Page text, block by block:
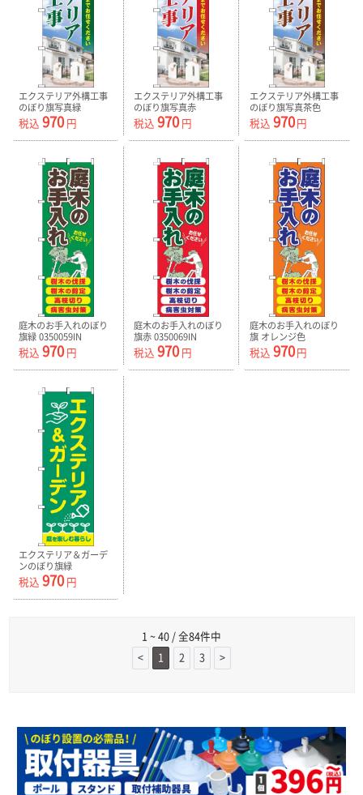
エクステリア外構工事
のぼり旗写真緑
0350056IN
税込 970 円
エクステリア外構工事
のぼり旗写真赤
0350057IN
税込 970円
エクステリア外構工事
のぼり旗写真茶色
0350058IN
税込 970円
庭木のお手入れのぼり
旗緑 0350059IN
税込 970 円
庭木のお手入れのぼり
旗赤 0350069IN
税込 970円
庭木のお手入れのぼり
旗 オレンジ色
0350070IN
税込 970円
エクステリア＆ガーデ
ンのぼり旗緑
0350053IN
税込 970 円
1 ~ 40 / 全84件中
<
1 2 3 >